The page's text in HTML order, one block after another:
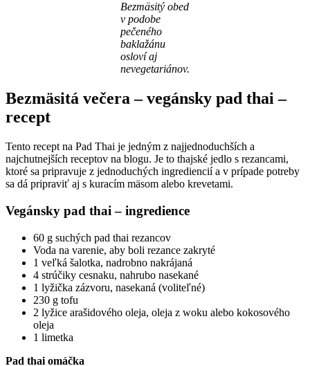
Bezmäsitý obed
v podobe
pečeného
baklažánu
osloví aj
nevegetariánov.
Bezmäsitá večera – vegánsky pad thai –
recept
Tento recept na Pad Thai je jedným z najjednoduchších a
najchutnejších receptov na blogu. Je to thajské jedlo s rezancami,
ktoré sa pripravuje z jednoduchých ingrediencií a v prípade potreby
sa dá pripraviť aj s kuracím mäsom alebo krevetami.
Vegánsky pad thai – ingredience
60 g suchých pad thai rezancov
Voda na varenie, aby boli rezance zakryté
1 veľká šalotka, nadrobno nakrájaná
4 strúčiky cesnaku, nahrubo nasekané
1 lyžička zázvoru, nasekaná (voliteľné)
230 g tofu
2 lyžice arašidového oleja, oleja z woku alebo kokosového
oleja
1 limetka
Pad thai omáčka